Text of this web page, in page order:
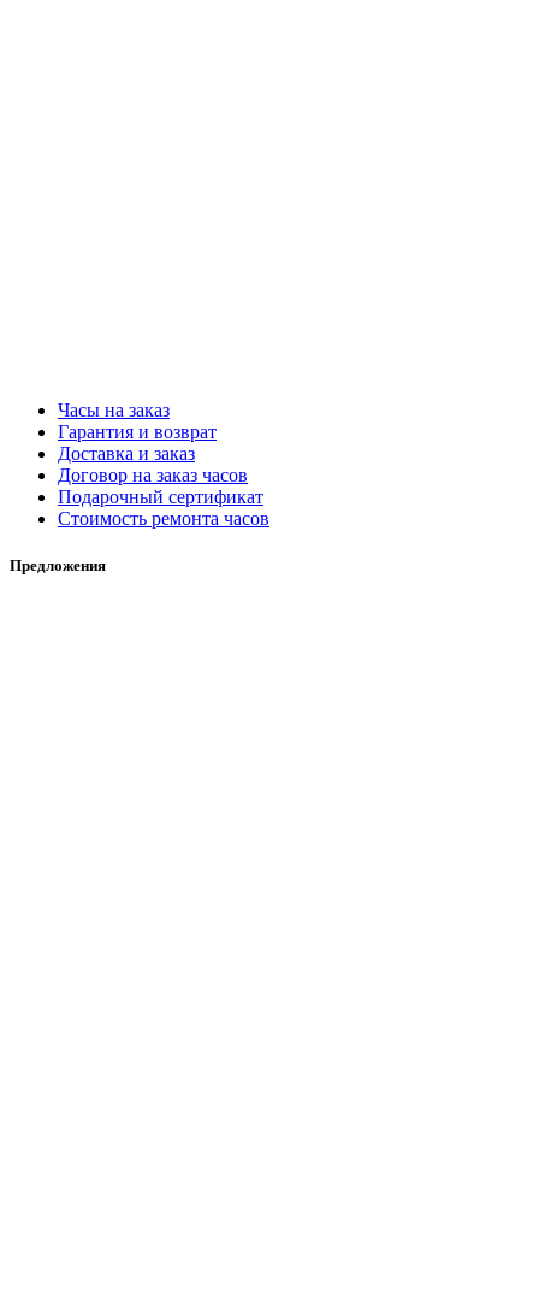
Часы на заказ
Гарантия и возврат
Доставка и заказ
Договор на заказ часов
Подарочный сертификат
Стоимость ремонта часов
Предложения